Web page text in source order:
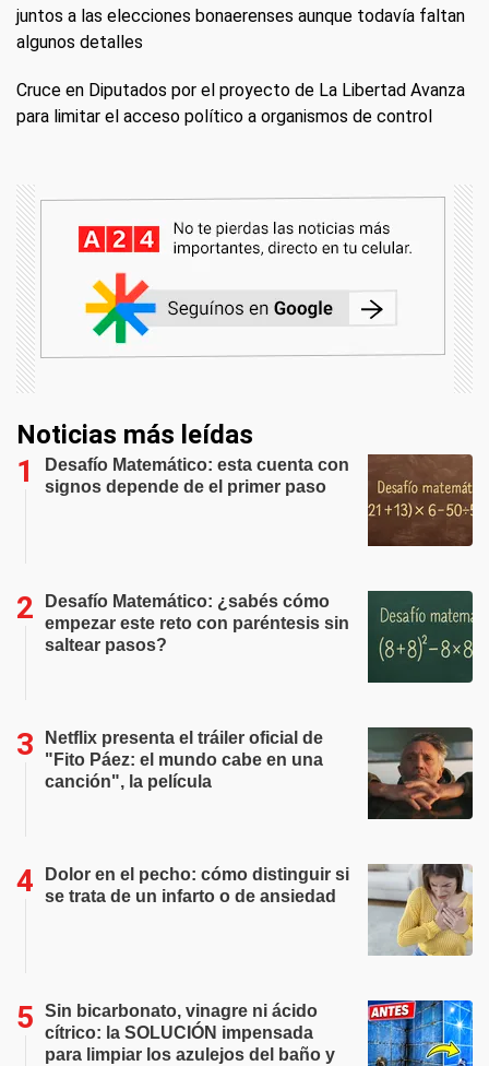
juntos a las elecciones bonaerenses aunque todavía faltan
algunos detalles
Cruce en Diputados por el proyecto de La Libertad Avanza
para limitar el acceso político a organismos de control
Noticias más leídas
Desafío Matemático: esta cuenta con
signos depende de el primer paso
Desafío Matemático: ¿sabés cómo
empezar este reto con paréntesis sin
saltear pasos?
Netflix presenta el tráiler oficial de
"Fito Páez: el mundo cabe en una
canción", la película
Dolor en el pecho: cómo distinguir si
se trata de un infarto o de ansiedad
Sin bicarbonato, vinagre ni ácido
cítrico: la SOLUCIÓN impensada
para limpiar los azulejos del baño y